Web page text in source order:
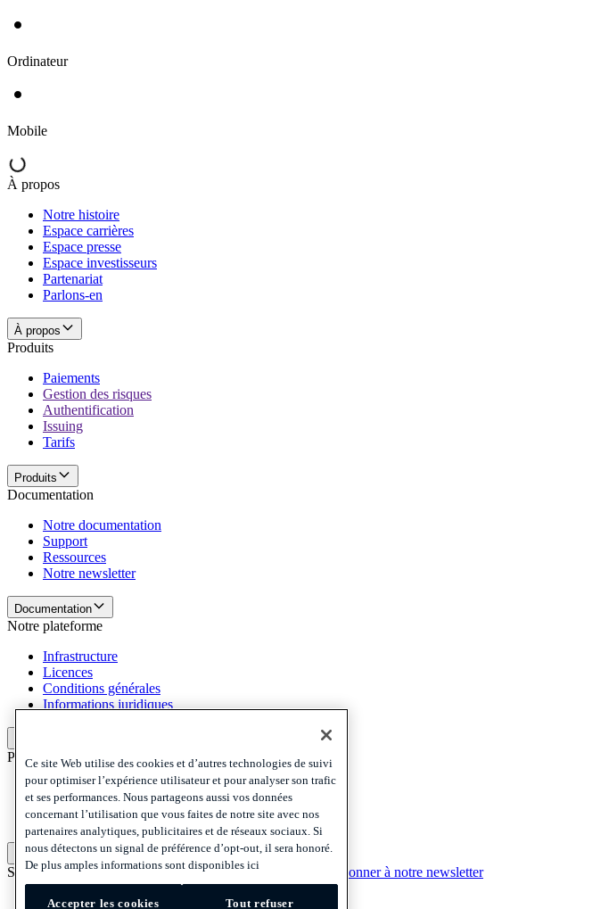
Ordinateur
Mobile
À propos
Notre histoire
Espace carrières
Espace presse
Espace investisseurs
Partenariat
Parlons-en
À propos
Produits
Paiements
Gestion des risques
Authentification
Issuing
Tarifs
Produits
Documentation
Notre documentation
Support
Ressources
Notre newsletter
Documentation
Notre plateforme
Infrastructure
Licences
Conditions générales
Informations juridiques
Politiques et mentions légales
Privacy
Cookies
Disclaimer
Politiques et mentions légales
S'abonner à notre newsletterS'abonner à notre newsletter
S'abonner à notre newsletter
Privacy
Ce site Web utilise des cookies et d’autres technologies de suivi
pour optimiser l’expérience utilisateur et pour analyser son trafic
et ses performances. Nous partageons aussi vos données
concernant l’utilisation que vous faites de notre site avec nos
partenaires analytiques, publicitaires et de réseaux sociaux. Si
nous détectons un signal de préférence d’opt-out, il sera honoré.
De plus amples informations sont disponibles ici
Accepter les cookies Tout refuser